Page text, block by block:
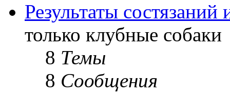
Результаты
только клубные собаки
8 Темы
8 Сообщения